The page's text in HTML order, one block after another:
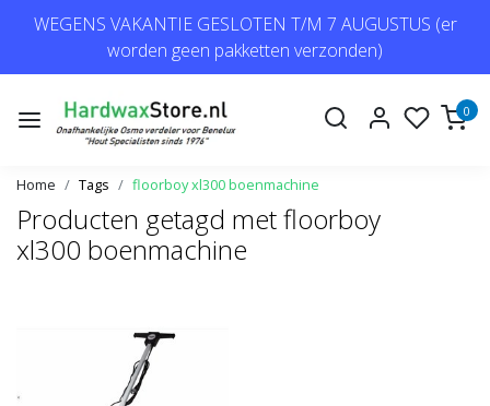
WEGENS VAKANTIE GESLOTEN T/M 7 AUGUSTUS (er
worden geen pakketten verzonden)
0
Home Tags floorboy xl300 boenmachine
Producten getagd met floorboy
xl300 boenmachine